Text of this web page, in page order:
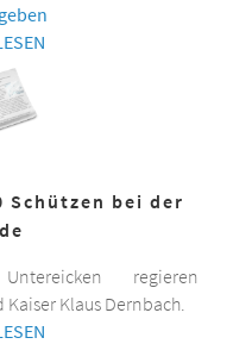
Schützen bei der
regieren
Klaus Dernbach.